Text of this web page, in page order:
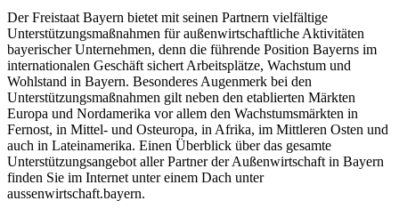
Der Freistaat Bayern bietet mit seinen Partnern vielfältige
Unterstützungsmaßnahmen für außenwirtschaftliche Aktivitäten
bayerischer Unternehmen, denn die führende Position Bayerns im
internationalen Geschäft sichert Arbeitsplätze, Wachstum und
Wohlstand in Bayern. Besonderes Augenmerk bei den
Unterstützungsmaßnahmen gilt neben den etablierten Märkten
Europa und Nordamerika vor allem den Wachstumsmärkten in
Fernost, in Mittel- und Osteuropa, in Afrika, im Mittleren Osten und
auch in Lateinamerika. Einen Überblick über das gesamte
Unterstützungsangebot aller Partner der Außenwirtschaft in Bayern
finden Sie im Internet unter einem Dach unter
aussenwirtschaft.bayern.